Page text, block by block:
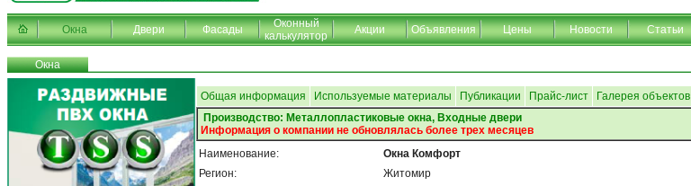
Окна Двери Фасады
Оконный
калькулятор
Акции Объявления Цены Новости Статьи
Окна
Общая информация Используемые материалы Публикации Прайс-лист Галерея объектов
Производство: Металлопластиковые окна, Входные двери
Информация о компании не обновлялась более трех месяцев
Наименование:
Регион:
Окна Комфорт
Житомир